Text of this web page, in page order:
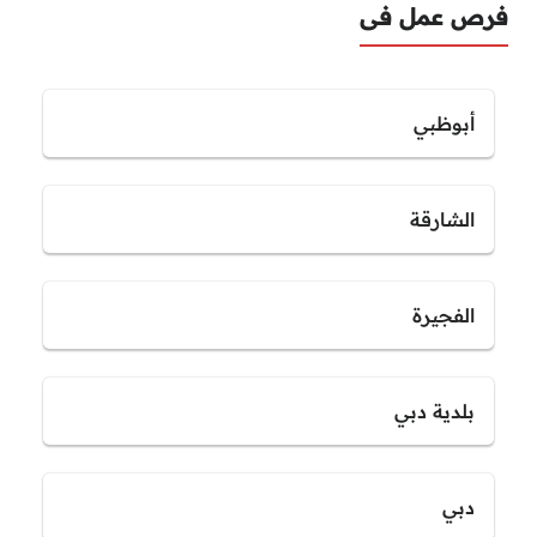
فرص عمل فى
أبوظبي
الشارقة
الفجيرة
بلدية دبي
دبي